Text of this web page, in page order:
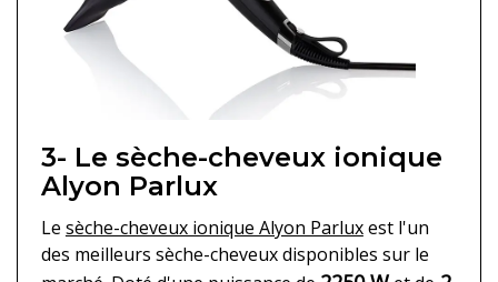
3- Le sèche-cheveux ionique
Alyon Parlux
Le sèche-cheveux ionique Alyon Parluxest l'un
des meilleurs sèche-cheveux disponibles sur le